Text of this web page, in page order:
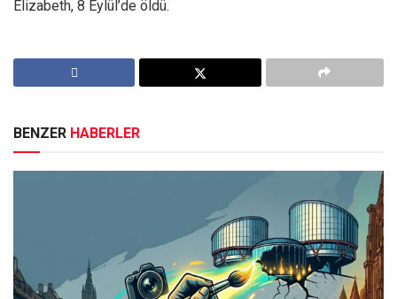
Elizabeth, 8 Eylül’de öldü.
BENZER HABERLER